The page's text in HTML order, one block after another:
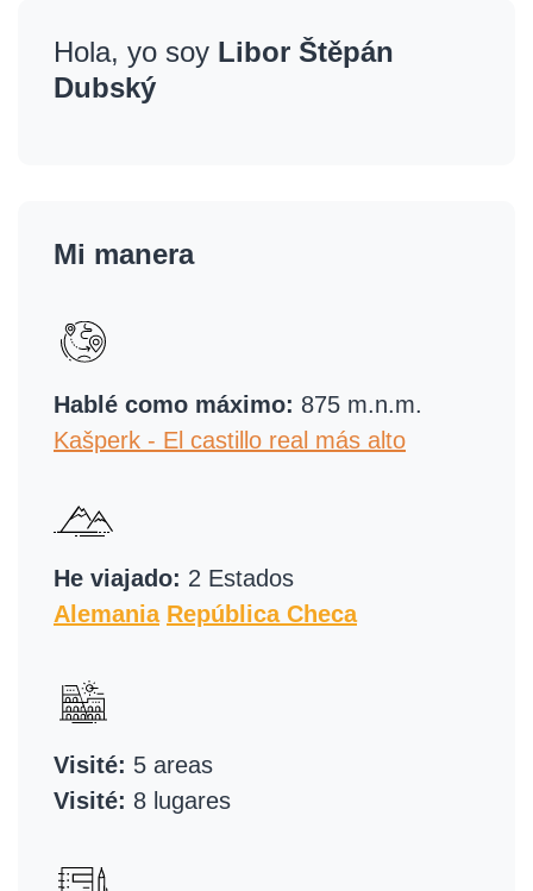
Hola, yo soy Libor Štěpán
Dubský
Mi manera
Hablé como máximo: 875 m.n.m.
Kašperk - El castillo real más alto
He viajado: 2 Estados
Alemania República Checa
Visité: 5 areas
Visité: 8 lugares